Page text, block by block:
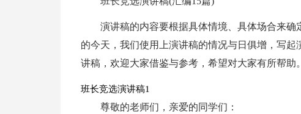
演讲稿的内容要根据具体情境、具体场合来
的今天，我们使用上演讲稿的情况与日俱增，写
讲稿，欢迎大家借鉴与参考，希望对大家有所帮助。
班长竞选演讲稿1
尊敬的老师们，亲爱的同学们：